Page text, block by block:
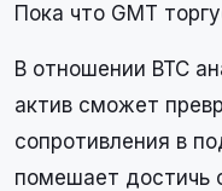
Пока что GMT
В отношении BTC
актив сможет
сопротивления в
помешает достичь